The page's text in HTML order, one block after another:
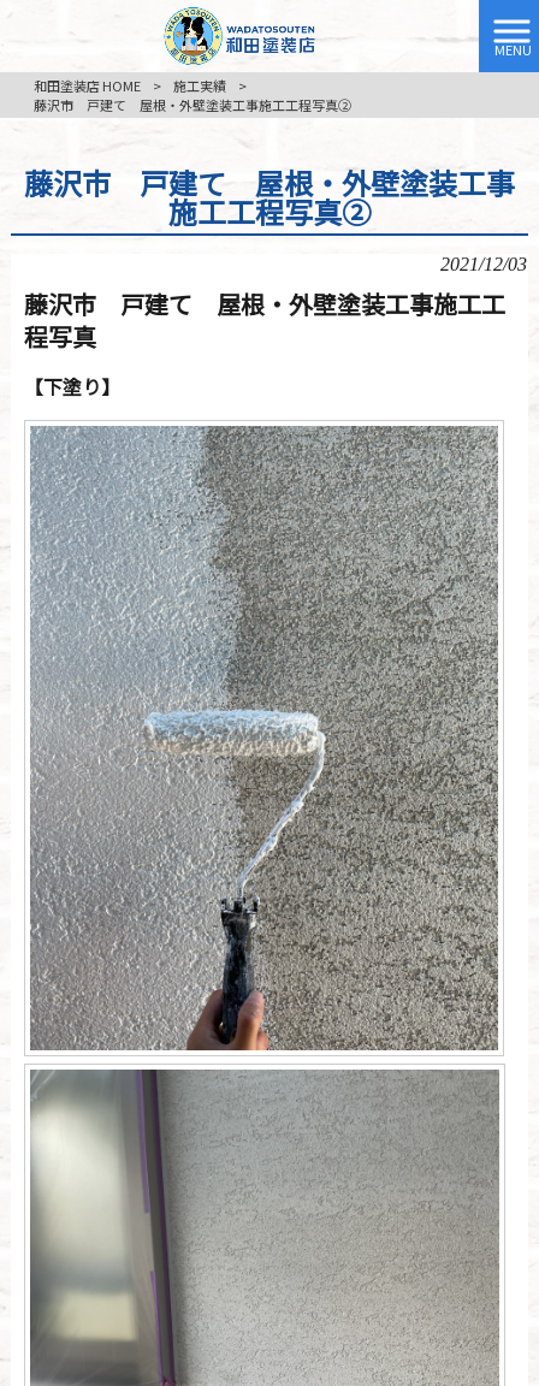
MENU
和田塗装店 HOME
> 施工実績
>
藤沢市 戸建て 屋根・外壁塗装工事施工工程写真②
藤沢市 戸建て 屋根・外壁塗装工事
施工工程写真②
2021/12/03
藤沢市 戸建て 屋根・外壁塗装工事施工工
程写真
【下塗り】